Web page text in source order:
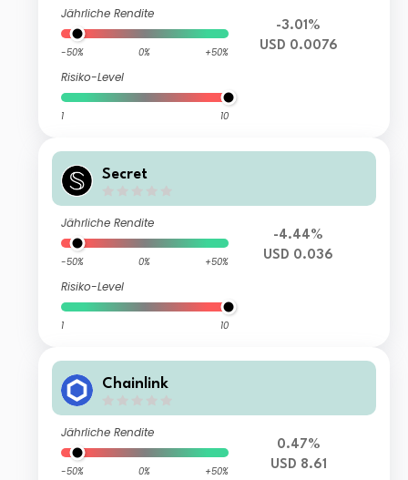
Jährliche Rendite
-50% 0% +50%
Risiko-Level
1 10
-3.01%
USD 0.0076
Secret
Jährliche Rendite
-50% 0% +50%
Risiko-Level
1 10
-4.44%
USD 0.036
Chainlink
Jährliche Rendite
-50% 0% +50%
0.47%
USD 8.61